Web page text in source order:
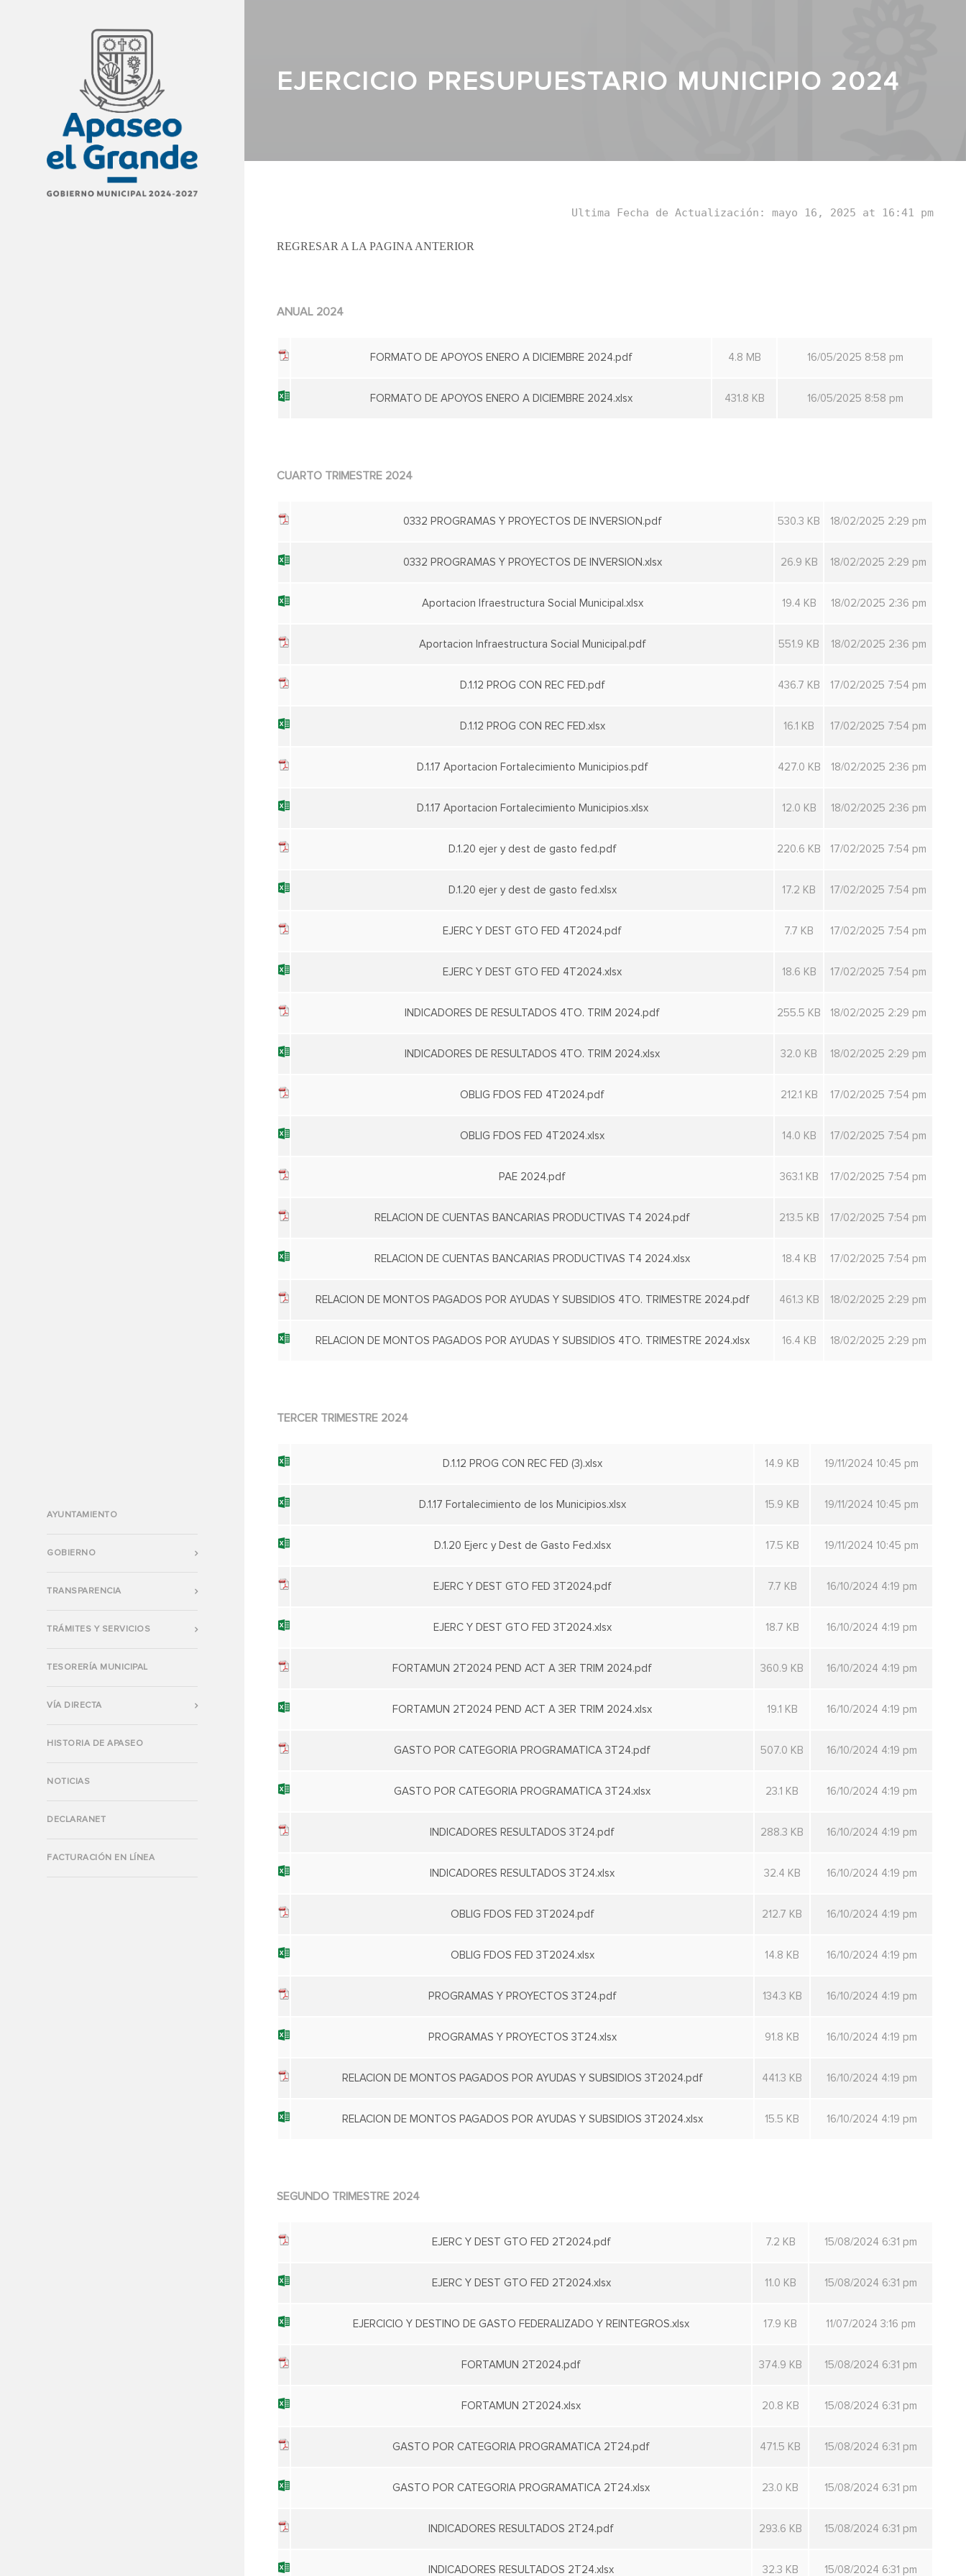
AYUNTAMIENTO
GOBIERNO
TRANSPARENCIA
TRÁMITES Y SERVICIOS
TESORERÍA MUNICIPAL
VÍA DIRECTA
HISTORIA DE APASEO
NOTICIAS
DECLARANET
FACTURACIÓN EN LÍNEA
EJERCICIO PRESUPUESTARIO MUNICIPIO 2024
Ultima Fecha de Actualización: mayo 16, 2025 at 16:41 pm
REGRESAR A LA PAGINA ANTERIOR
ANUAL 2024
FORMATO DE APOYOS ENERO A DICIEMBRE 2024.pdf 4.8 MB 16/05/2025 8:58 pm
FORMATO DE APOYOS ENERO A DICIEMBRE 2024.xlsx 431.8 KB 16/05/2025 8:58 pm
CUARTO TRIMESTRE 2024
0332 PROGRAMAS Y PROYECTOS DE INVERSION.pdf 530.3 KB 18/02/2025 2:29 pm
0332 PROGRAMAS Y PROYECTOS DE INVERSION.xlsx 26.9 KB 18/02/2025 2:29 pm
Aportacion Ifraestructura Social Municipal.xlsx 19.4 KB 18/02/2025 2:36 pm
Aportacion Infraestructura Social Municipal.pdf 551.9 KB 18/02/2025 2:36 pm
D.1.12 PROG CON REC FED.pdf 436.7 KB 17/02/2025 7:54 pm
D.1.12 PROG CON REC FED.xlsx 16.1 KB 17/02/2025 7:54 pm
D.1.17 Aportacion Fortalecimiento Municipios.pdf 427.0 KB 18/02/2025 2:36 pm
D.1.17 Aportacion Fortalecimiento Municipios.xlsx 12.0 KB 18/02/2025 2:36 pm
D.1.20 ejer y dest de gasto fed.pdf 220.6 KB 17/02/2025 7:54 pm
D.1.20 ejer y dest de gasto fed.xlsx 17.2 KB 17/02/2025 7:54 pm
EJERC Y DEST GTO FED 4T2024.pdf 7.7 KB 17/02/2025 7:54 pm
EJERC Y DEST GTO FED 4T2024.xlsx 18.6 KB 17/02/2025 7:54 pm
INDICADORES DE RESULTADOS 4TO. TRIM 2024.pdf 255.5 KB 18/02/2025 2:29 pm
INDICADORES DE RESULTADOS 4TO. TRIM 2024.xlsx 32.0 KB 18/02/2025 2:29 pm
OBLIG FDOS FED 4T2024.pdf 212.1 KB 17/02/2025 7:54 pm
OBLIG FDOS FED 4T2024.xlsx 14.0 KB 17/02/2025 7:54 pm
PAE 2024.pdf 363.1 KB 17/02/2025 7:54 pm
RELACION DE CUENTAS BANCARIAS PRODUCTIVAS T4 2024.pdf 213.5 KB 17/02/2025 7:54 pm
RELACION DE CUENTAS BANCARIAS PRODUCTIVAS T4 2024.xlsx 18.4 KB 17/02/2025 7:54 pm
RELACION DE MONTOS PAGADOS POR AYUDAS Y SUBSIDIOS 4TO. TRIMESTRE 2024.pdf 461.3 KB 18/02/2025 2:29 pm
RELACION DE MONTOS PAGADOS POR AYUDAS Y SUBSIDIOS 4TO. TRIMESTRE 2024.xlsx 16.4 KB 18/02/2025 2:29 pm
TERCER TRIMESTRE 2024
D.1.12 PROG CON REC FED (3).xlsx 14.9 KB 19/11/2024 10:45 pm
D.1.17 Fortalecimiento de los Municipios.xlsx 15.9 KB 19/11/2024 10:45 pm
D.1.20 Ejerc y Dest de Gasto Fed.xlsx 17.5 KB 19/11/2024 10:45 pm
EJERC Y DEST GTO FED 3T2024.pdf 7.7 KB 16/10/2024 4:19 pm
EJERC Y DEST GTO FED 3T2024.xlsx 18.7 KB 16/10/2024 4:19 pm
FORTAMUN 2T2024 PEND ACT A 3ER TRIM 2024.pdf 360.9 KB 16/10/2024 4:19 pm
FORTAMUN 2T2024 PEND ACT A 3ER TRIM 2024.xlsx 19.1 KB 16/10/2024 4:19 pm
GASTO POR CATEGORIA PROGRAMATICA 3T24.pdf 507.0 KB 16/10/2024 4:19 pm
GASTO POR CATEGORIA PROGRAMATICA 3T24.xlsx 23.1 KB 16/10/2024 4:19 pm
INDICADORES RESULTADOS 3T24.pdf 288.3 KB 16/10/2024 4:19 pm
INDICADORES RESULTADOS 3T24.xlsx 32.4 KB 16/10/2024 4:19 pm
OBLIG FDOS FED 3T2024.pdf 212.7 KB 16/10/2024 4:19 pm
OBLIG FDOS FED 3T2024.xlsx 14.8 KB 16/10/2024 4:19 pm
PROGRAMAS Y PROYECTOS 3T24.pdf 134.3 KB 16/10/2024 4:19 pm
PROGRAMAS Y PROYECTOS 3T24.xlsx 91.8 KB 16/10/2024 4:19 pm
RELACION DE MONTOS PAGADOS POR AYUDAS Y SUBSIDIOS 3T2024.pdf 441.3 KB 16/10/2024 4:19 pm
RELACION DE MONTOS PAGADOS POR AYUDAS Y SUBSIDIOS 3T2024.xlsx 15.5 KB 16/10/2024 4:19 pm
SEGUNDO TRIMESTRE 2024
EJERC Y DEST GTO FED 2T2024.pdf 7.2 KB 15/08/2024 6:31 pm
EJERC Y DEST GTO FED 2T2024.xlsx 11.0 KB 15/08/2024 6:31 pm
EJERCICIO Y DESTINO DE GASTO FEDERALIZADO Y REINTEGROS.xlsx 17.9 KB 11/07/2024 3:16 pm
FORTAMUN 2T2024.pdf 374.9 KB 15/08/2024 6:31 pm
FORTAMUN 2T2024.xlsx 20.8 KB 15/08/2024 6:31 pm
GASTO POR CATEGORIA PROGRAMATICA 2T24.pdf 471.5 KB 15/08/2024 6:31 pm
GASTO POR CATEGORIA PROGRAMATICA 2T24.xlsx 23.0 KB 15/08/2024 6:31 pm
INDICADORES RESULTADOS 2T24.pdf 293.6 KB 15/08/2024 6:31 pm
INDICADORES RESULTADOS 2T24.xlsx 32.3 KB 15/08/2024 6:31 pm